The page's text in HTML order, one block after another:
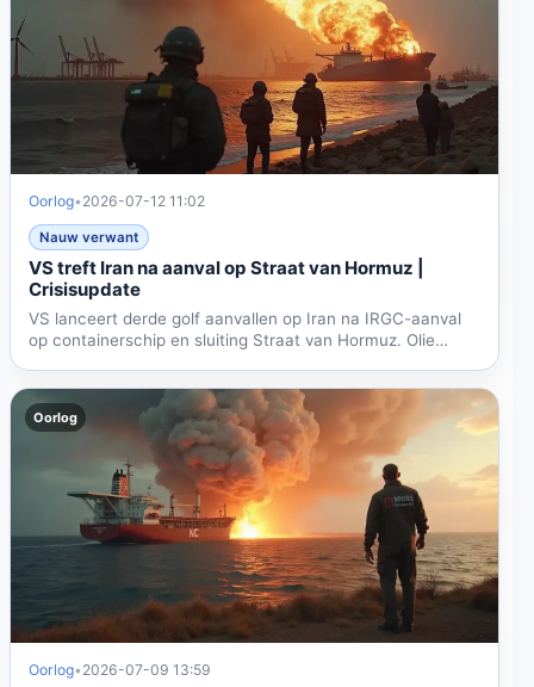
Oorlog• 2026-07-12 11:02
Nauw verwant
VS treft Iran na aanval op Straat van Hormuz |
Crisisupdate
VS lanceert derde golf aanvallen op Iran na IRGC-aanval
op containerschip en sluiting Straat van Hormuz. Olie
Oorlog
Oorlog• 2026-07-09 13:59